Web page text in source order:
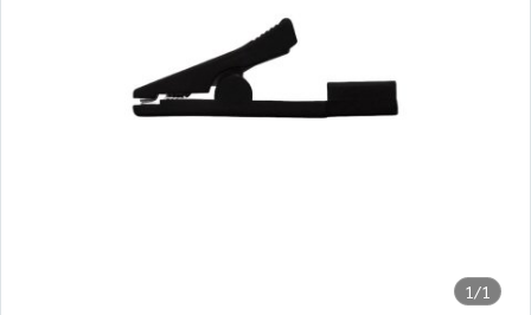
1/1